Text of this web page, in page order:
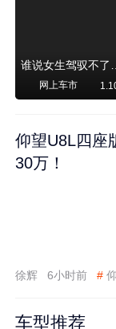
谁说女生驾驭不
网上车市
仰望U8L四座
30万！
徐辉 6小时前 #
车型推荐